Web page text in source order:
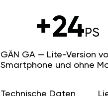
+24PS
GÄN GA — Lite-Version
Smartphone und ohne
Technische Daten